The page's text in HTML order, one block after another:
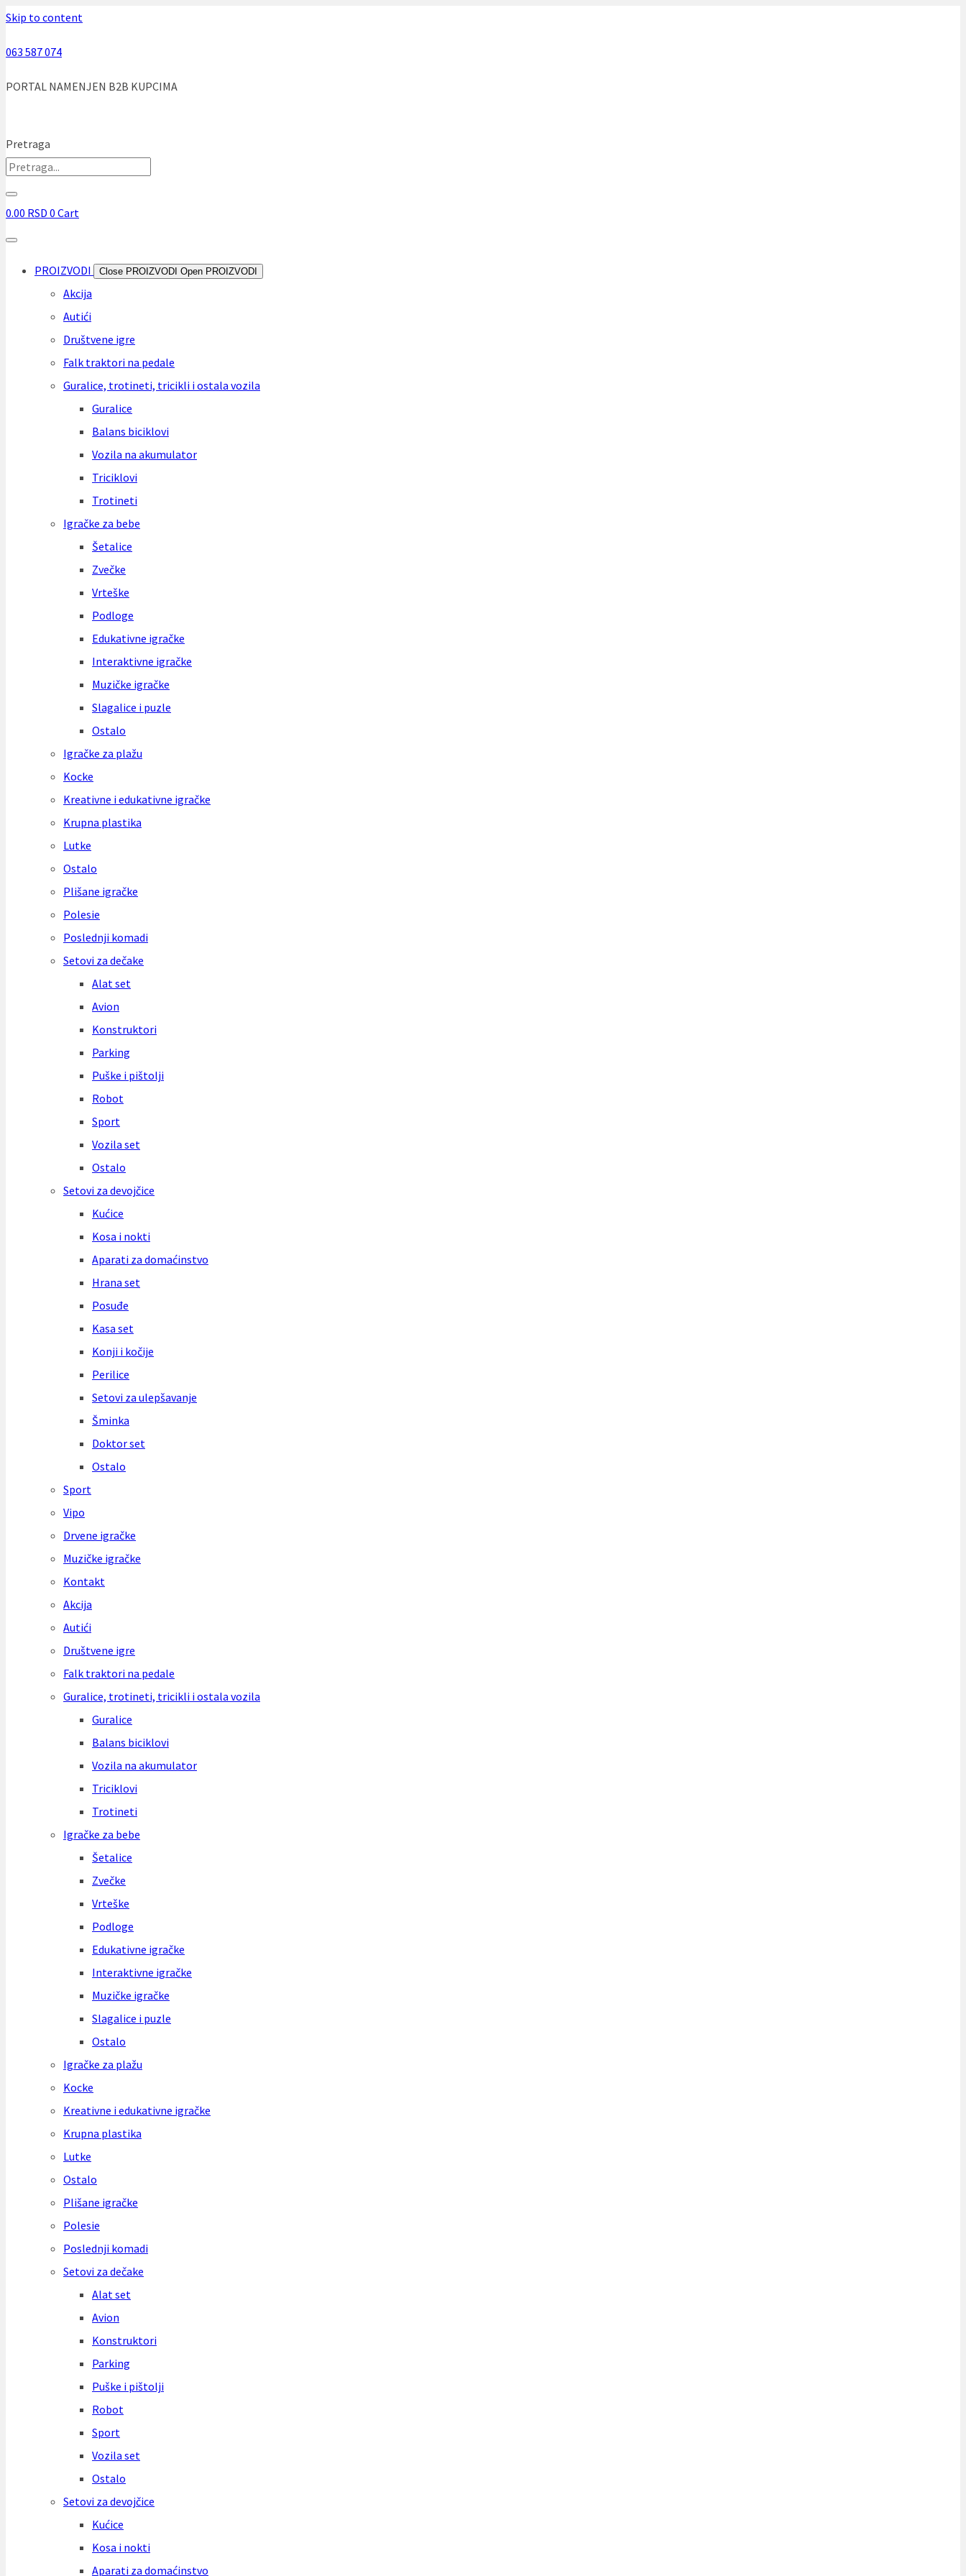
Skip to content
063 587 074
PORTAL NAMENJEN B2B KUPCIMA
Pretraga
0.00 RSD 0 Cart
PROIZVODI Close PROIZVODI Open PROIZVODI
Akcija
Autići
Društvene igre
Falk traktori na pedale
Guralice, trotineti, tricikli i ostala vozila
Guralice
Balans biciklovi
Vozila na akumulator
Triciklovi
Trotineti
Igračke za bebe
Šetalice
Zvečke
Vrteške
Podloge
Edukativne igračke
Interaktivne igračke
Muzičke igračke
Slagalice i puzle
Ostalo
Igračke za plažu
Kocke
Kreativne i edukativne igračke
Krupna plastika
Lutke
Ostalo
Plišane igračke
Polesie
Poslednji komadi
Setovi za dečake
Alat set
Avion
Konstruktori
Parking
Puške i pištolji
Robot
Sport
Vozila set
Ostalo
Setovi za devojčice
Kućice
Kosa i nokti
Aparati za domaćinstvo
Hrana set
Posuđe
Kasa set
Konji i kočije
Perilice
Setovi za ulepšavanje
Šminka
Doktor set
Ostalo
Sport
Vipo
Drvene igračke
Muzičke igračke
Kontakt
Akcija
Autići
Društvene igre
Falk traktori na pedale
Guralice, trotineti, tricikli i ostala vozila
Guralice
Balans biciklovi
Vozila na akumulator
Triciklovi
Trotineti
Igračke za bebe
Šetalice
Zvečke
Vrteške
Podloge
Edukativne igračke
Interaktivne igračke
Muzičke igračke
Slagalice i puzle
Ostalo
Igračke za plažu
Kocke
Kreativne i edukativne igračke
Krupna plastika
Lutke
Ostalo
Plišane igračke
Polesie
Poslednji komadi
Setovi za dečake
Alat set
Avion
Konstruktori
Parking
Puške i pištolji
Robot
Sport
Vozila set
Ostalo
Setovi za devojčice
Kućice
Kosa i nokti
Aparati za domaćinstvo